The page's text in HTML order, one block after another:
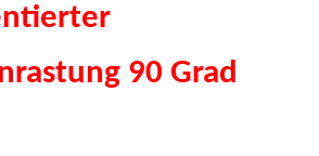
90 Grad